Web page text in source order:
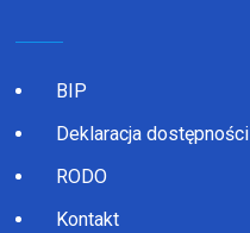
BIP
Deklaracja dostępności
RODO
Kontakt